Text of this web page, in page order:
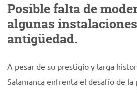
Posible falta de
algunas
antigüedad.
A pesar de su prestigio y larga
Salamanca enfrenta el desafío de la